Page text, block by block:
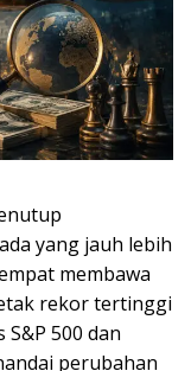
yang jauh lebih
membawa
rekor tertinggi
500 dan
perubahan